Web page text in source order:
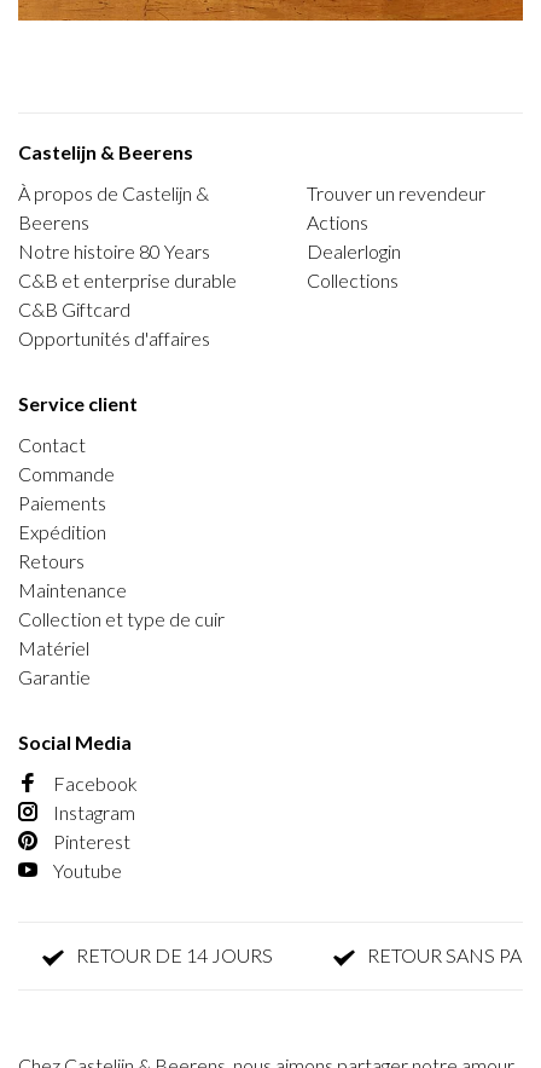
Castelijn & Beerens
À propos de Castelijn &
Beerens
Notre histoire 80 Years
C&B et enterprise durable
C&B Giftcard
Opportunités d'affaires
Trouver un revendeur
Actions
Dealerlogin
Collections
Service client
Contact
Commande
Paiements
Expédition
Retours
Maintenance
Collection et type de cuir
Matériel
Garantie
Social Media
Facebook
Instagram
Pinterest
Youtube
RETOUR DE 14 JOURS RETOUR SANS PARFAIS